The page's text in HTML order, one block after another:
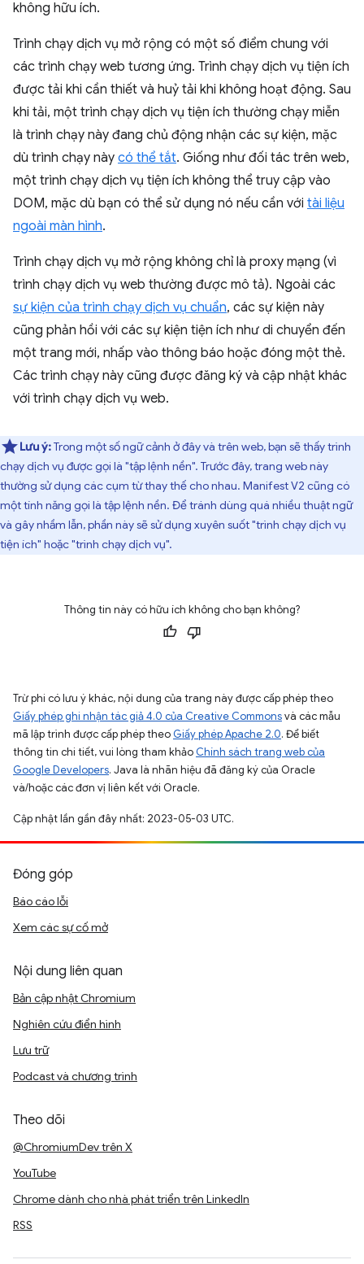
không hữu ích.
Trình chạy dịch vụ mở rộng có một số điểm chung với
các trình chạy web tương ứng. Trình chạy dịch vụ tiện ích
được tải khi cần thiết và huỷ tải khi không hoạt động. Sau
khi tải, một trình chạy dịch vụ tiện ích thường chạy miễn
là trình chạy này đang chủ động nhận các sự kiện, mặc
dù trình chạy này có thể tắt. Giống như đối tác trên web,
một trình chạy dịch vụ tiện ích không thể truy cập vào
DOM, mặc dù bạn có thể sử dụng nó nếu cần với tài liệu
ngoài màn hình.
Trình chạy dịch vụ mở rộng không chỉ là proxy mạng (vì
trình chạy dịch vụ web thường được mô tả). Ngoài các
sự kiện của trình chạy dịch vụ chuẩn, các sự kiện này
cũng phản hồi với các sự kiện tiện ích như di chuyển đến
một trang mới, nhấp vào thông báo hoặc đóng một thẻ.
Các trình chạy này cũng được đăng ký và cập nhật khác
với trình chạy dịch vụ web.
Lưu ý:Trong một số ngữ cảnh ở đây và trên web, bạn sẽ thấy trình
chạy dịch vụ được gọi là "tập lệnh nền". Trước đây, trang web này
thường sử dụng các cụm từ thay thế cho nhau. Manifest V2 cũng có
một tính năng gọi là tập lệnh nền. Để tránh dùng quá nhiều thuật ngữ
và gây nhầm lẫn, phần này sẽ sử dụng xuyên suốt "trình chạy dịch vụ
tiện ích" hoặc "trình chạy dịch vụ".
Thông tin này có hữu ích không cho bạn không?
Trừ phi có lưu ý khác, nội dung của trang này được cấp phép theo
Giấy phép ghi nhận tác giả 4.0 của Creative Commonsvà các mẫu
mã lập trình được cấp phép theo Giấy phép Apache 2.0. Để biết
thông tin chi tiết, vui lòng tham khảo Chính sách trang web của
Google Developers. Java là nhãn hiệu đã đăng ký của Oracle
và/hoặc các đơn vị liên kết với Oracle.
Cập nhật lần gần đây nhất: 2023-05-03 UTC.
Đóng góp
Báo cáo lỗi
Xem các sự cố mở
Nội dung liên quan
Bản cập nhật Chromium
Nghiên cứu điển hình
Lưu trữ
Podcast và chương trình
Theo dõi
@ChromiumDev trên X
YouTube
Chrome dành cho nhà phát triển trên LinkedIn
RSS